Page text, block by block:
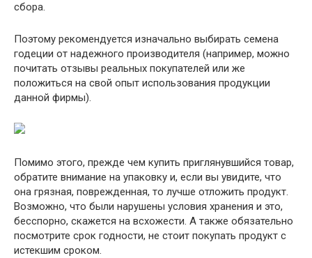
сбора.
Поэтому рекомендуется изначально выбирать семена
годеции от надежного производителя (например, можно
почитать отзывы реальных покупателей или же
положиться на свой опыт использования продукции
данной фирмы).
Помимо этого, прежде чем купить приглянувшийся товар,
обратите внимание на упаковку и, если вы увидите, что
она грязная, поврежденная, то лучше отложить продукт.
Возможно, что были нарушены условия хранения и это,
бесспорно, скажется на всхожести. А также обязательно
посмотрите срок годности, не стоит покупать продукт с
истекшим сроком.